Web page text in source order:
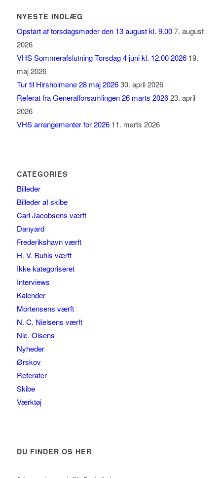
NYESTE INDLÆG
Opstart af torsdagsmøder den 13 august kl. 9.00 7. august
2026
VHS Sommerafslutning Torsdag 4 juni kl. 12.00 2026 19.
maj 2026
Tur til Hirsholmene 28 maj 2026 30. april 2026
Referat fra Generalforsamlingen 26 marts 2026 23. april
2026
VHS arrangementer for 2026 11. marts 2026
CATEGORIES
Billeder
Billeder af skibe
Carl Jacobsens værft
Danyard
Frederikshavn værft
H. V. Buhls værft
Ikke kategoriseret
Interviews
Kalender
Mortensens værft
N. C. Nielsens værft
Nic. Olsens
Nyheder
Ørskov
Referater
Skibe
Værktøj
DU FINDER OS HER